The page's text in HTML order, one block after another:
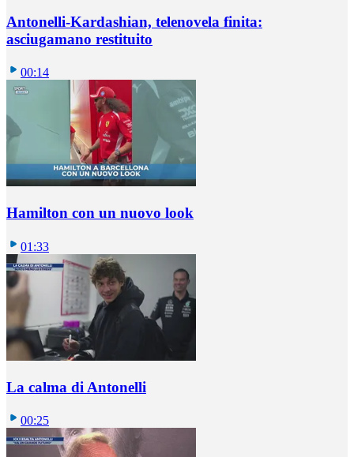
Antonelli-Kardashian, telenovela finita:
asciugamano restituito
00:14
Hamilton con un nuovo look
01:33
La calma di Antonelli
00:25